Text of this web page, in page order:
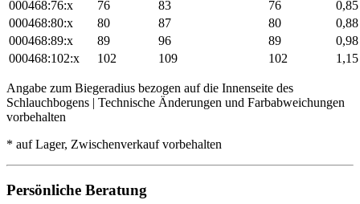
000468:76:x 76 83 76
0,85
000468:80:x
80 87 80
0,88
000468:89:x
89 96 89
0,98
000468:102:x
102 109 102 1,15
Angabe zum Biegeradius bezogen auf die Innenseite des
Schlauchbogens | Technische Änderungen und Farbabweichungen
vorbehalten
* auf Lager, Zwischenverkauf vorbehalten
Persönliche Beratung